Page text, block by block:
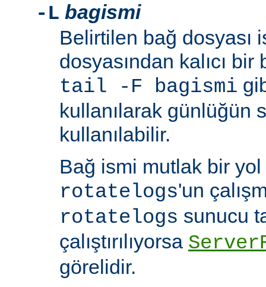
-L bagismi
Belirtilen bağ dosyası
dosyasından kalıcı
tail -F bagismi
kullanılarak günlüğün
kullanılabilir.
Bağ ismi mutlak bir
rotatelogs'un
rotatelogs sunucu
çalıştırılıyorsa
görelidir.